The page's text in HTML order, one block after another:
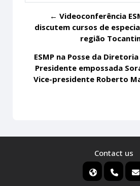
← Videoconferência
discutem cursos de
região
ESMP na Posse da Diretoria
Presidente empossada
Vice-presidente Roberto
Contact us